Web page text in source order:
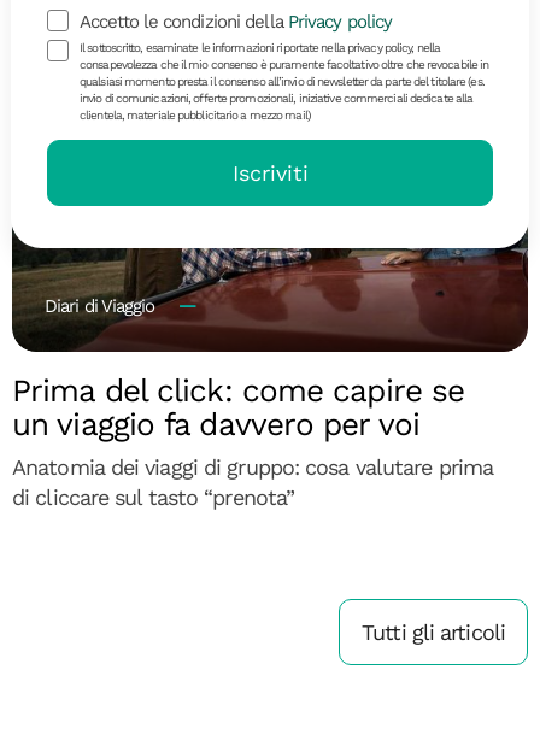
Diari di Viaggio
Prima del click: come capire se
un viaggio fa davvero per voi
Anatomia dei viaggi di gruppo: cosa valutare prima
di cliccare sul tasto “prenota”
Tutti gli articoli
Accetto le condizioni della Privacy policy
Il sottoscritto, esaminate le informazioni riportate nella privacy policy, nella
consapevolezza che il mio consenso è puramente facoltativo oltre che revocabile in
qualsiasi momento presta il consenso all’invio di newsletter da parte del titolare (es.
invio di comunicazioni, offerte promozionali, iniziative commerciali dedicate alla
clientela, materiale pubblicitario a mezzo mail)
Iscriviti